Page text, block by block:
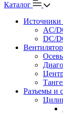
Каталог
Источники
AC/
DC/
Разъемы и